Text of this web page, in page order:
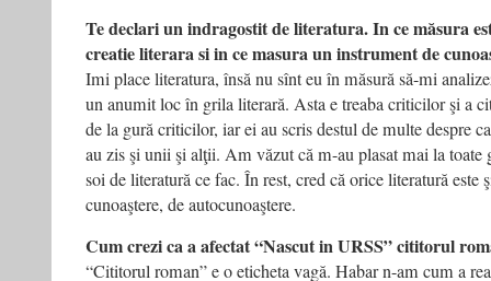
Te declari un indragostit de literatura. In ce măsura
creatie literara si in ce masura un instrument de
Imi place literatura, însă nu sînt eu în măsură să-mi
un anumit loc în grila literară. Asta e treaba criticilor şi a
de la gură criticilor, iar ei au scris destul de multe despre
au zis şi unii şi alţii. Am văzut că m-au plasat mai la toate
soi de literatură ce fac. În rest, cred că orice literatură este
cunoaştere, de autocunoaştere.
Cum crezi ca a afectat “Nascut in URSS” cititorul
“Cititorul roman” e o eticheta vagă. Habar n-am cum a